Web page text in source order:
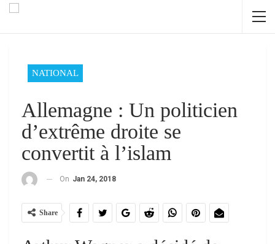
NATIONAL
Allemagne : Un politicien
d’extrême droite se
convertit à l’islam
On Jan 24, 2018
Share